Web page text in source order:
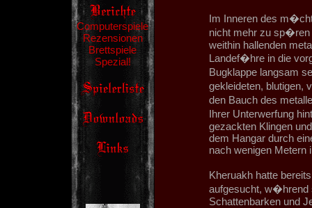
Computerspiele
Rezensionen
Brettspiele
Spezial!
Im Inneren des
nicht mehr zu sp�ren
weithin hallenden
Landef�hre in die
Bugklappe langsam
gekleideten, blutigen,
den Bauch des
Ihrer Unterwerfung
gezackten Klingen
dem Hangar durch
nach wenigen Metern
Kheruakh hatte
aufgesucht, w�hrend
Schattenbarken und